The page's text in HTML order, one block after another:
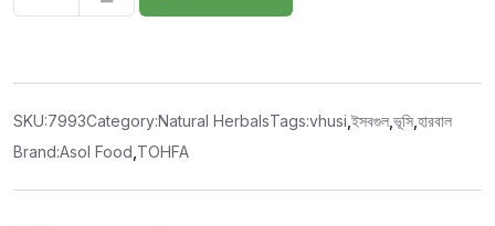
SKU:7993Category:Natural HerbalsTags:vhusi ইসবগুল ভূসি হারবাল
Brand:Asol Food TOHFA